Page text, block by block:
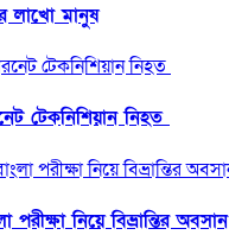
লাখো মানুষ
টেকনিশিয়ান নিহত
নিয়ে বিভ্রান্তির অবসান